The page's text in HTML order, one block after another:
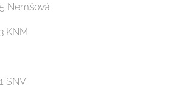
Nemšová
KNM
SNV